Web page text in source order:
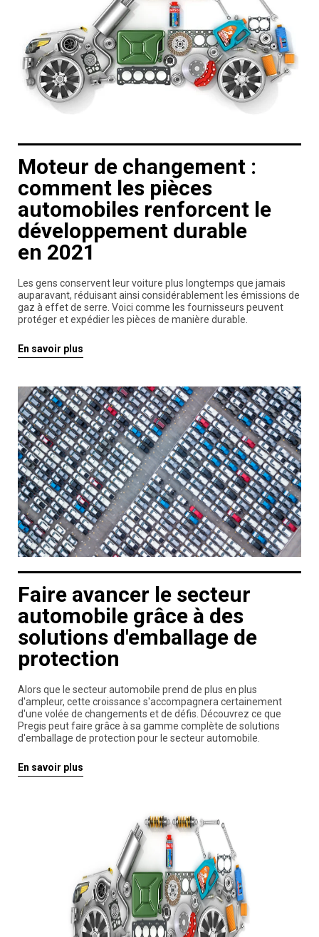
Moteur de changement :
comment les pièces
automobiles renforcent le
développement durable
en 2021
Les gens conservent leur voiture plus longtemps que jamais
auparavant, réduisant ainsi considérablement les émissions de
gaz à effet de serre. Voici comme les fournisseurs peuvent
protéger et expédier les pièces de manière durable.
En savoir plus
Faire avancer le secteur
automobile grâce à des
solutions d'emballage de
protection
Alors que le secteur automobile prend de plus en plus
d'ampleur, cette croissance s'accompagnera certainement
d'une volée de changements et de défis. Découvrez ce que
Pregis peut faire grâce à sa gamme complète de solutions
d'emballage de protection pour le secteur automobile.
En savoir plus